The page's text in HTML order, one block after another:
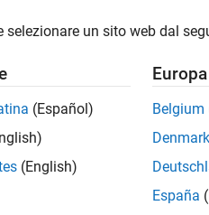
selezionare un sito web dal
(Español)
(English)
Europa
Belgium
Denmark
España